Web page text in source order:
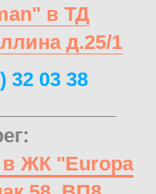
в ТД
д.25/1
32 03 38
в ЖК "Europa